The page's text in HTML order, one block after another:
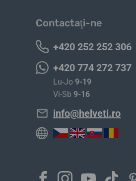
Contactaţi-ne
+420 252 252 306
+420 774 272 737
Lu-Jo 9-19
Vi-Sb 9-16
info@helveti.ro